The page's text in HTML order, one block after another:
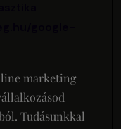
marketing
Tudásunkkal